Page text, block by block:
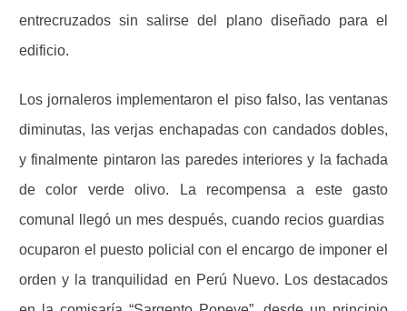
entrecruzados sin salirse del plano diseñado para el
edificio.
Los jornaleros implementaron el piso falso, las ventanas
diminutas, las verjas enchapadas con candados dobles,
y finalmente pintaron las paredes interiores y la fachada
de color verde olivo. La recompensa a este gasto
comunal llegó un mes después, cuando recios guardias
ocuparon el puesto policial con el encargo de imponer el
orden y la tranquilidad en Perú Nuevo. Los destacados